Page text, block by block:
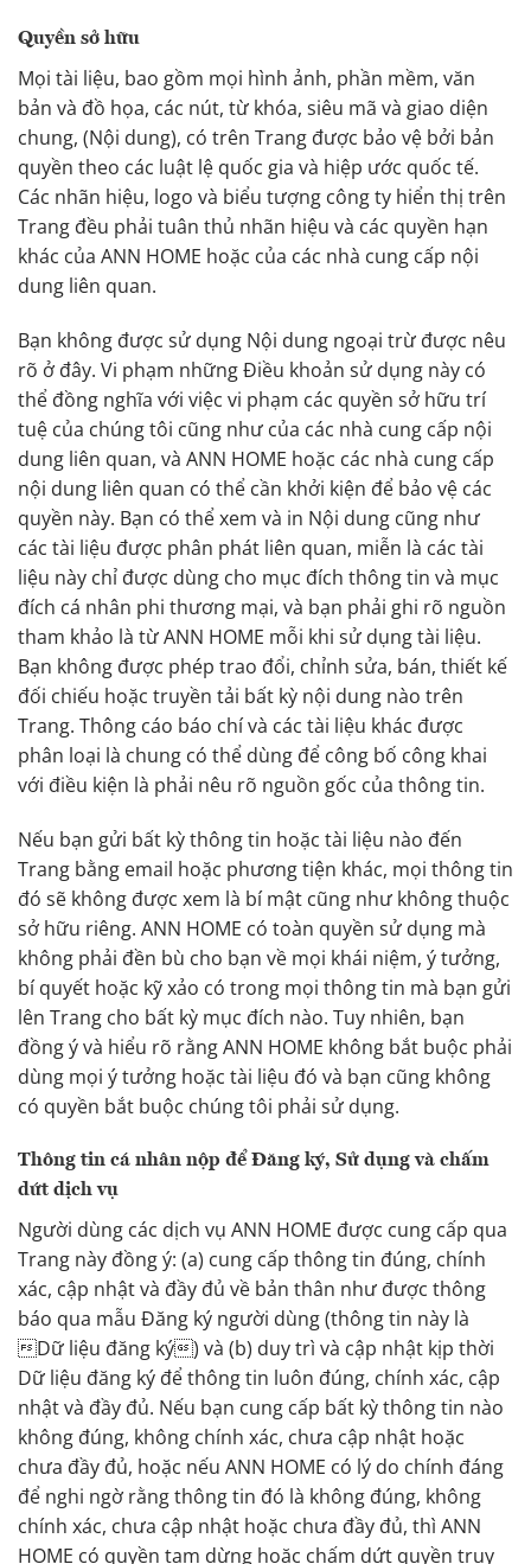
Quyền sở hữu
Mọi tài liệu, bao gồm mọi hình ảnh, phần mềm, văn
bản và đồ họa, các nút, từ khóa, siêu mã và giao diện
chung, (Nội dung), có trên Trang được bảo vệ bởi bản
quyền theo các luật lệ quốc gia và hiệp ước quốc tế.
Các nhãn hiệu, logo và biểu tượng công ty hiển thị trên
Trang đều phải tuân thủ nhãn hiệu và các quyền hạn
khác của ANN HOME hoặc của các nhà cung cấp nội
dung liên quan.
Bạn không được sử dụng Nội dung ngoại trừ được nêu
rõ ở đây. Vi phạm những Điều khoản sử dụng này có
thể đồng nghĩa với việc vi phạm các quyền sở hữu trí
tuệ của chúng tôi cũng như của các nhà cung cấp nội
dung liên quan, và ANN HOME hoặc các nhà cung cấp
nội dung liên quan có thể cần khởi kiện để bảo vệ các
quyền này. Bạn có thể xem và in Nội dung cũng như
các tài liệu được phân phát liên quan, miễn là các tài
liệu này chỉ được dùng cho mục đích thông tin và mục
đích cá nhân phi thương mại, và bạn phải ghi rõ nguồn
tham khảo là từ ANN HOME mỗi khi sử dụng tài liệu.
Bạn không được phép trao đổi, chỉnh sửa, bán, thiết kế
đối chiếu hoặc truyền tải bất kỳ nội dung nào trên
Trang. Thông cáo báo chí và các tài liệu khác được
phân loại là chung có thể dùng để công bố công khai
với điều kiện là phải nêu rõ nguồn gốc của thông tin.
Nếu bạn gửi bất kỳ thông tin hoặc tài liệu nào đến
Trang bằng email hoặc phương tiện khác, mọi thông tin
đó sẽ không được xem là bí mật cũng như không thuộc
sở hữu riêng. ANN HOME có toàn quyền sử dụng mà
không phải đền bù cho bạn về mọi khái niệm, ý tưởng,
bí quyết hoặc kỹ xảo có trong mọi thông tin mà bạn gửi
lên Trang cho bất kỳ mục đích nào. Tuy nhiên, bạn
đồng ý và hiểu rõ rằng ANN HOME không bắt buộc phải
dùng mọi ý tưởng hoặc tài liệu đó và bạn cũng không
có quyền bắt buộc chúng tôi phải sử dụng.
Thông tin cá nhân nộp để Đăng ký, Sử dụng và chấm
dứt dịch vụ
Người dùng các dịch vụ ANN HOME được cung cấp qua
Trang này đồng ý: (a) cung cấp thông tin đúng, chính
xác, cập nhật và đầy đủ về bản thân như được thông
báo qua mẫu Đăng ký người dùng (thông tin này là
Dữ liệu đăng ký) và (b) duy trì và cập nhật kịp thời
Dữ liệu đăng ký để thông tin luôn đúng, chính xác, cập
nhật và đầy đủ. Nếu bạn cung cấp bất kỳ thông tin nào
không đúng, không chính xác, chưa cập nhật hoặc
chưa đầy đủ, hoặc nếu ANN HOME có lý do chính đáng
để nghi ngờ rằng thông tin đó là không đúng, không
chính xác, chưa cập nhật hoặc chưa đầy đủ, thì ANN
HOME có quyền tạm dừng hoặc chấm dứt quyền truy